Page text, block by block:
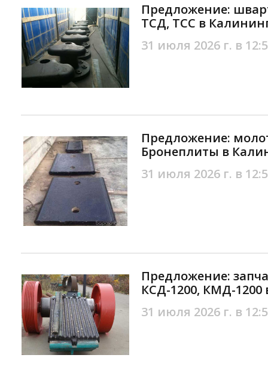
Предложение:
ТСД, ТСС в
31 июля 2026 г. в
Предложение:
Бронеплиты в
31 июля 2026 г. в
Предложение:
КСД-1200, КМД-
31 июля 2026 г. в